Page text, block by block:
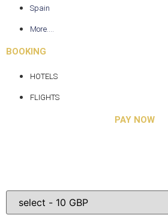
Spain
More....
BOOKING
HOTELS
FLIGHTS
PAY NOW